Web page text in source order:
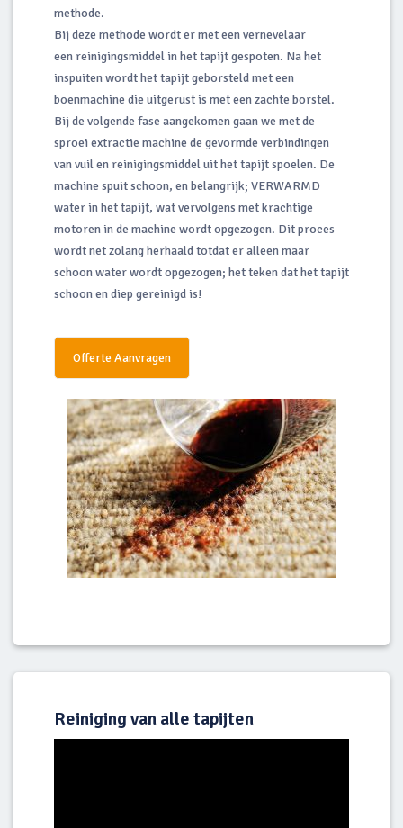
methode.
Bij deze methode wordt er met een vernevelaar
een reinigingsmiddel in het tapijt gespoten. Na het
inspuiten wordt het tapijt geborsteld met een
boenmachine die uitgerust is met een zachte borstel.
Bij de volgende fase aangekomen gaan we met de
sproei extractie machine de gevormde verbindingen
van vuil en reinigingsmiddel uit het tapijt spoelen. De
machine spuit schoon, en belangrijk; VERWARMD
water in het tapijt, wat vervolgens met krachtige
motoren in de machine wordt opgezogen. Dit proces
wordt net zolang herhaald totdat er alleen maar
schoon water wordt opgezogen; het teken dat het tapijt
schoon en diep gereinigd is!
Offerte Aanvragen
Reiniging van alle tapijten